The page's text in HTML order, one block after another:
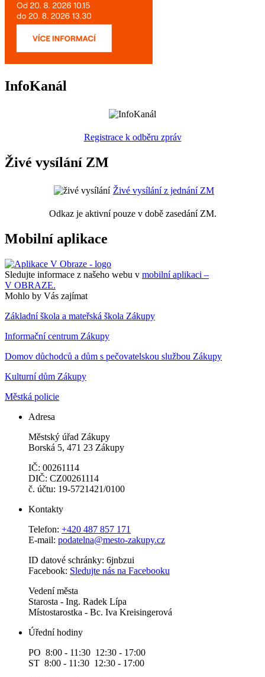
InfoKanál
Registrace k odběru zpráv
Živé vysílání ZM
Živé vysílání z jednání ZM
Odkaz je aktivní pouze v době zasedání ZM.
Mobilní aplikace
Sledujte informace z našeho webu v mobilní aplikaci –
V OBRAZE.
Mohlo by Vás zajímat
Základní škola a mateřská škola Zákupy
Informační centrum Zákupy
Domov důchodců a dům s pečovatelskou službou Zákupy
Kulturní dům Zákupy
Městká policie
Adresa
Městský úřad Zákupy
Borská 5, 471 23 Zákupy
IČ: 00261114
DIČ: CZ00261114
č. účtu: 19-5721421/0100
Kontakty
Telefon: +420 487 857 171
E-mail: podatelna@mesto-zakupy.cz
ID datové schránky: 6jnbzui
Facebook: Sledujte nás na Facebooku
Vedení města
Starosta - Ing. Radek Lípa
Místostarostka - Bc. Iva Kreisingerová
Úřední hodiny
PO 8:00 - 11:30 12:30 - 17:00
ST 8:00 - 11:30 12:30 - 17:00